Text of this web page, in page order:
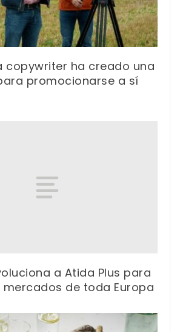
copywriter ha creado una
promocionarse a sí
a Atida Plus para
de toda Europa